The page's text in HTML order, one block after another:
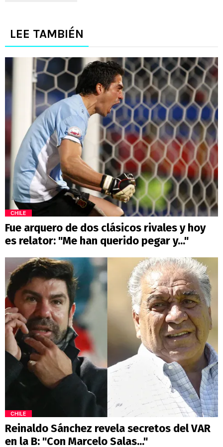
LEE TAMBIÉN
CHILE
Fue arquero de dos clásicos rivales y hoy
es relator: "Me han querido pegar y..."
CHILE
Reinaldo Sánchez revela secretos del VAR
en la B: "Con Marcelo Salas..."